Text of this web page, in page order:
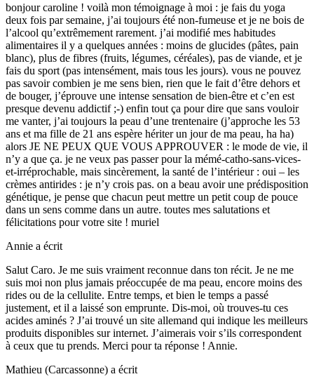
bonjour caroline ! voilà mon témoignage à moi : je fais du yoga
deux fois par semaine, j’ai toujours été non-fumeuse et je ne bois de
l’alcool qu’extrêmement rarement. j’ai modifié mes habitudes
alimentaires il y a quelques années : moins de glucides (pâtes, pain
blanc), plus de fibres (fruits, légumes, céréales), pas de viande, et je
fais du sport (pas intensément, mais tous les jours). vous ne pouvez
pas savoir combien je me sens bien, rien que le fait d’être dehors et
de bouger, j’éprouve une intense sensation de bien-être et c’en est
presque devenu addictif ;-) enfin tout ça pour dire que sans vouloir
me vanter, j’ai toujours la peau d’une trentenaire (j’approche les 53
ans et ma fille de 21 ans espère hériter un jour de ma peau, ha ha)
alors JE NE PEUX QUE VOUS APPROUVER : le mode de vie, il
n’y a que ça. je ne veux pas passer pour la mémé-catho-sans-vices-
et-irréprochable, mais sincèrement, la santé de l’intérieur : oui – les
crèmes antirides : je n’y crois pas. on a beau avoir une prédisposition
génétique, je pense que chacun peut mettre un petit coup de pouce
dans un sens comme dans un autre. toutes mes salutations et
félicitations pour votre site ! muriel
Annie a écrit
Salut Caro. Je me suis vraiment reconnue dans ton récit. Je ne me
suis moi non plus jamais préoccupée de ma peau, encore moins des
rides ou de la cellulite. Entre temps, et bien le temps a passé
justement, et il a laissé son emprunte. Dis-moi, où trouves-tu ces
acides aminés ? J’ai trouvé un site allemand qui indique les meilleurs
produits disponibles sur internet. J’aimerais voir s’ils correspondent
à ceux que tu prends. Merci pour ta réponse ! Annie.
Mathieu (Carcassonne) a écrit